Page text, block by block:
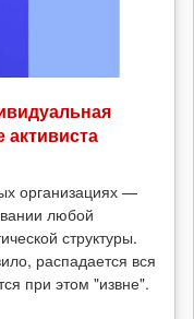
организациях —
любой
структуры.
распадается вся
при этом "извне".